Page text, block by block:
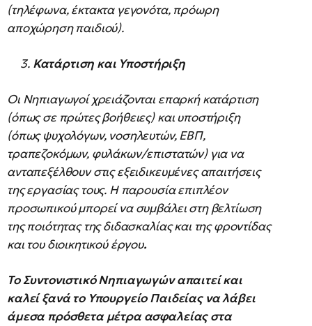
(τηλέφωνα, έκτακτα γεγονότα, πρόωρη
αποχώρηση παιδιού).
3. Κατάρτιση και Υποστήριξη
Οι Νηπιαγωγοί χρειάζονται επαρκή κατάρτιση
(όπως σε πρώτες βοήθειες) και υποστήριξη
(όπως ψυχολόγων, νοσηλευτών, ΕΒΠ,
τραπεζοκόμων, φυλάκων/επιστατών) για να
ανταπεξέλθουν στις εξειδικευμένες απαιτήσεις
της εργασίας τους. Η παρουσία επιπλέον
προσωπικού μπορεί να συμβάλει στη βελτίωση
της ποιότητας της διδασκαλίας και της φροντίδας
και του διοικητικού έργου.
Το Συντονιστικό Νηπιαγωγών απαιτεί και
καλεί ξανά το Υπουργείο Παιδείας να λάβει
άμεσα πρόσθετα μέτρα ασφαλείας στα